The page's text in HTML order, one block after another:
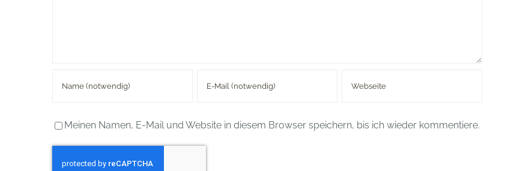
Meinen Namen, E-Mail und Website in diesem Browser speichern, bis ich wieder kommentiere.